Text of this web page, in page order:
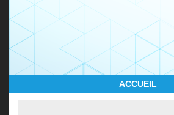
ACCUEIL